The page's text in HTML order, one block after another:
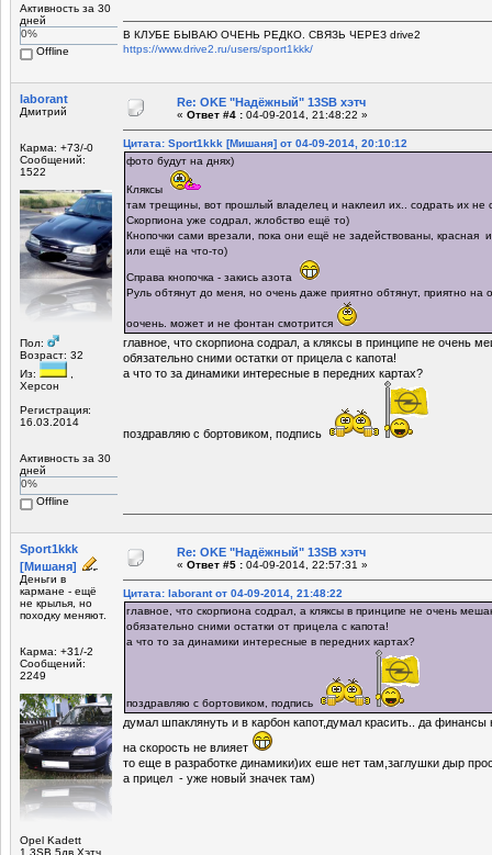
Активность за 30
дней
0%
Offline
В КЛУБЕ БЫВАЮ ОЧЕНЬ РЕДКО. СВЯЗЬ ЧЕРЕЗ drive2
https://www.drive2.ru/users/sport1kkk/
laborant
Дмитрий
Карма: +73/-0
Сообщений:
1522
Пол:
Возраст: 32
Из:
Херсон
Регистрация:
16.03.2014
Активность за 30
дней
0%
Offline
Re: OKE "Надёжный" 13SB хэтч
« Ответ #4 : 04-09-2014, 21:48:22 »
Цитата: Sport1kkk [Мишаня] от 04-09-2014, 20:10:12
фото будут на днях)
Кляксы
там трещины, вот прошлый владелец и наклеил их.. содрать их не
Скорпиона уже содрал, жлобство ещё то)
Кнопочки сами врезали, пока они ещё не задействованы, красная
или ещё на что-то)
Справа кнопочка - закись азота
Руль обтянут до меня, но очень даже приятно обтянут, приятно на
оочень. может и не фонтан смотрится
главное, что скорпиона содрал, а кляксы в принципе не очень
обязательно сними остатки от прицела с капота!
а что то за динамики интересные в передних картах?
поздравляю с бортовиком, подпись
Sport1kkk
[Мишаня]
Деньги в
кармане - ещё
не крылья, но
походку меняют.
Карма: +31/-2
Сообщений:
2249
Opel Kadett
1.3SB 5дв.Хэтч
Re: OKE "Надёжный" 13SB хэтч
« Ответ #5 : 04-09-2014, 22:57:31 »
Цитата: laborant от 04-09-2014, 21:48:22
главное, что скорпиона содрал, а кляксы в принципе не очень
обязательно сними остатки от прицела с капота!
а что то за динамики интересные в передних картах?
поздравляю с бортовиком, подпись
думал шпаклянуть и в карбон капот,думал красить.. да финансы
на скорость не влияет
то еще в разработке динамики)их еше нет там,заглушки дыр
а прицел - уже новый значек там)